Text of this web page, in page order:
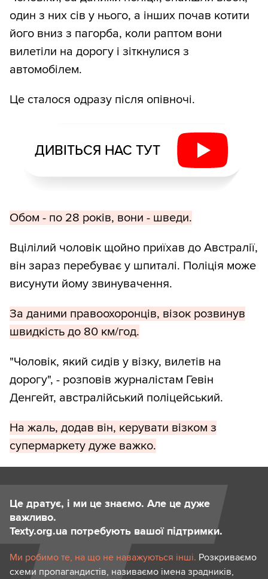
один з них сів у нього, а інших почав котити
його вниз з пагорба, коли раптом вони
вилетіли на дорогу і зіткнулися з
автомобілем.
Це сталося одразу після опівночі.
ДИВІТЬСЯ НАС ТУТ
Обом - по 28 років, вони - шведи.
Вцілілий чоловік щойно приїхав до Австралії,
він зараз перебуває у шпиталі. Поліція може
висунути йому звинувачення.
За даними правоохоронців, візок розвинув
швидкість до 80 км/год.
"Чоловік, який сидів у візку, вилетів на
дорогу", - розповів журналістам Гевін
Денгейт, австралійський поліцейський.
На жаль, додав він, керувати візком з
супермаркету дуже важко.
Це дратує, і ми це знаємо. Але це дуже
важливо.
Texty.org.ua потребують вашої підтримки.
Ми робимо те, на що не наважуються інші. Розкриваємо
схеми пропагандистів, називаємо імена зрадників,